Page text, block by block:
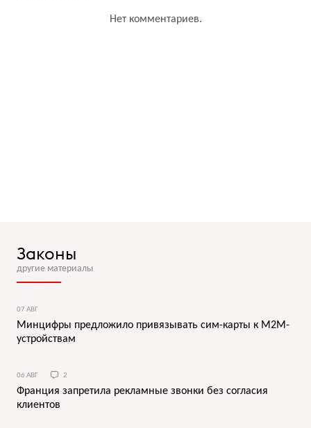
Нет комментариев.
Законы
другие материалы
07 АВГ
Минцифры предложило привязывать сим-карты к M2M-
устройствам
06 АВГ 2
Франция запретила рекламные звонки без согласия
клиентов